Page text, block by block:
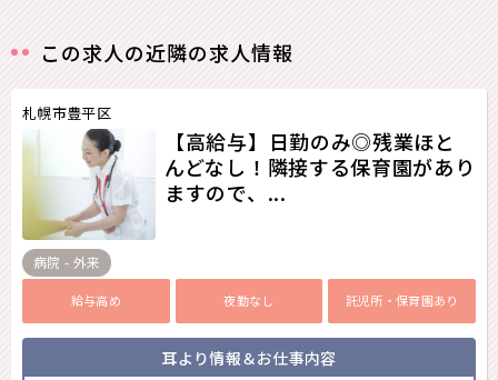
この求人の近隣の求人情報
札幌市豊平区
【高給与】日勤のみ◎残業ほと
んどなし！隣接する保育園があり
ますので、...
病院 - 外来
給与高め 夜勤なし 託児所・保育園あり
耳より情報＆お仕事内容